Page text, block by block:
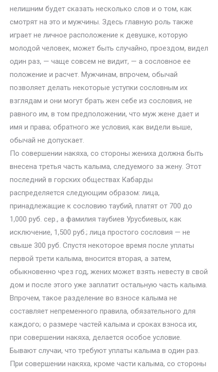
нелишним будет сказать несколько слов и о том, как
смотрят на это и мужчины. Здесь главную роль также
играет не личное расположение к девушке, которую
молодой человек, может быть случайно, проездом, видел
один раз, — чаще совсем не видит, — а сословное ее
положение и расчет. Мужчинам, впрочем, обычай
позволяет делать некоторые уступки сословным их
взглядам и они могут брать жен себе из сословия, не
равного им, в том предположении, что муж жене дает и
имя и права; обратного же условия, как видели выше,
обычай не допускает.
По совершении накяха, со стороны жениха должна быть
внесена третья часть калыма, следуемого за жену. Этот
последний в горских обществах Кабарды
распределяется следующим образом: лица,
принадлежащие к сословию таубий, платят от 700 до
1,000 руб. сер., а фамилия таубиев Урусбиевых, как
исключение, 1,500 руб.; лица простого сословия — не
свыше 300 руб. Спустя некоторое время после уплаты
первой трети калыма, вносится вторая, а затем,
обыкновенно чрез год, жених может взять невесту в свой
дом и после этого уже заплатит остальную часть калыма.
Впрочем, такое разделение во взносе калыма не
составляет непременного правила, обязательного для
каждого; о размере частей калыма и сроках взноса их,
при совершении накяха, делается особое условие.
Бывают случаи, что требуют уплаты калыма в один раз.
При совершении накяха, кроме части калыма, со стороны